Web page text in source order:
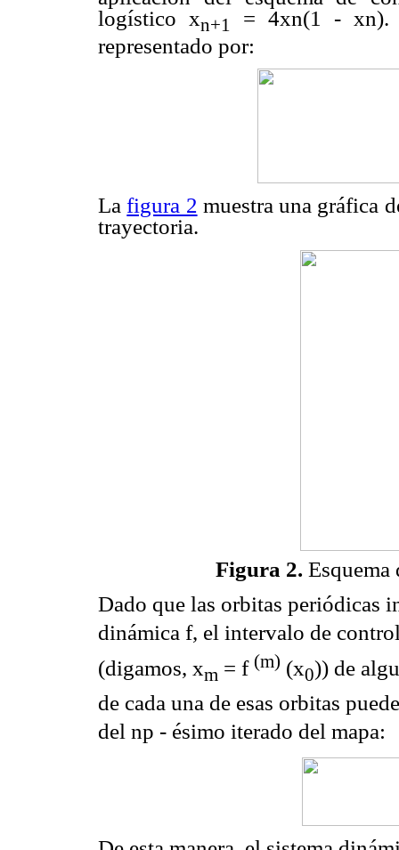
logístico xn+1
= 4xn(1 - xn).
representado por:
Lafigura 2 muestra una gráfica
trayectoria.
Figura 2.
Dado que las orbitas periódicas
dinámica f, el intervalo de
(digamos, xm = f (m) (x0)) de
de cada una de esas orbitas
del np - ésimo iterado del mapa: